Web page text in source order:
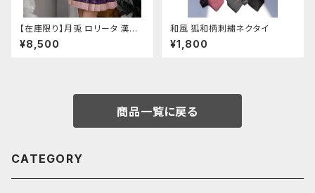
【在庫限り】月兎 ロリータ 漢服
ツーピース セットアップ チャイ
ナ風 華ロリ ロリィタ 刺繍 和柄
い カジュアル ファッション 民族
¥8,500
和風 狐和柄刺繍ネクタイ
¥1,800
商品一覧に戻る
CATEGORY